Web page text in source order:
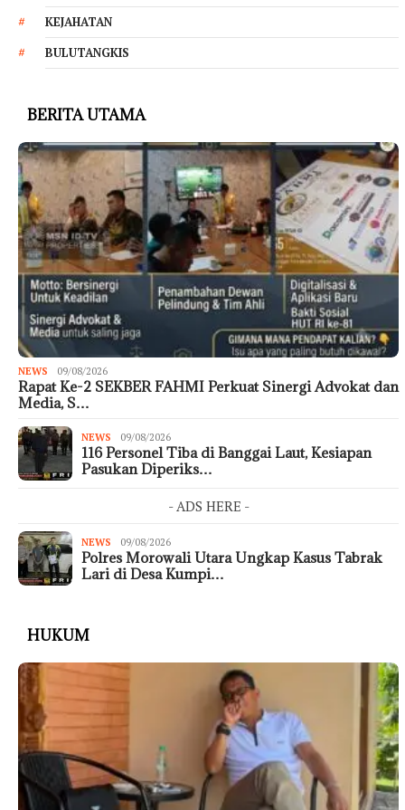
KEJAHATAN
BULUTANGKIS
BERITA UTAMA
NEWS 09/08/2026
Rapat Ke-2 SEKBER FAHMI Perkuat Sinergi Advokat dan
Media, S…
NEWS 09/08/2026
116 Personel Tiba di Banggai Laut, Kesiapan
Pasukan Diperiks…
- ADS HERE -
NEWS 09/08/2026
Polres Morowali Utara Ungkap Kasus Tabrak
Lari di Desa Kumpi…
HUKUM